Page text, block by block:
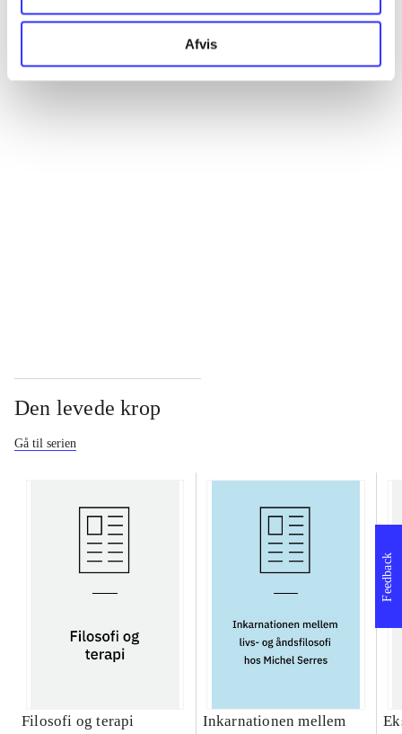
Afvis
Den levede krop
Gå til serien
Filosofi og terapi
Inkarnationen mellem
Feedback